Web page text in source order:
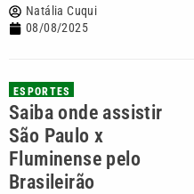
Natália Cuqui
08/08/2025
ESPORTES
Saiba onde assistir
São Paulo x
Fluminense pelo
Brasileirão